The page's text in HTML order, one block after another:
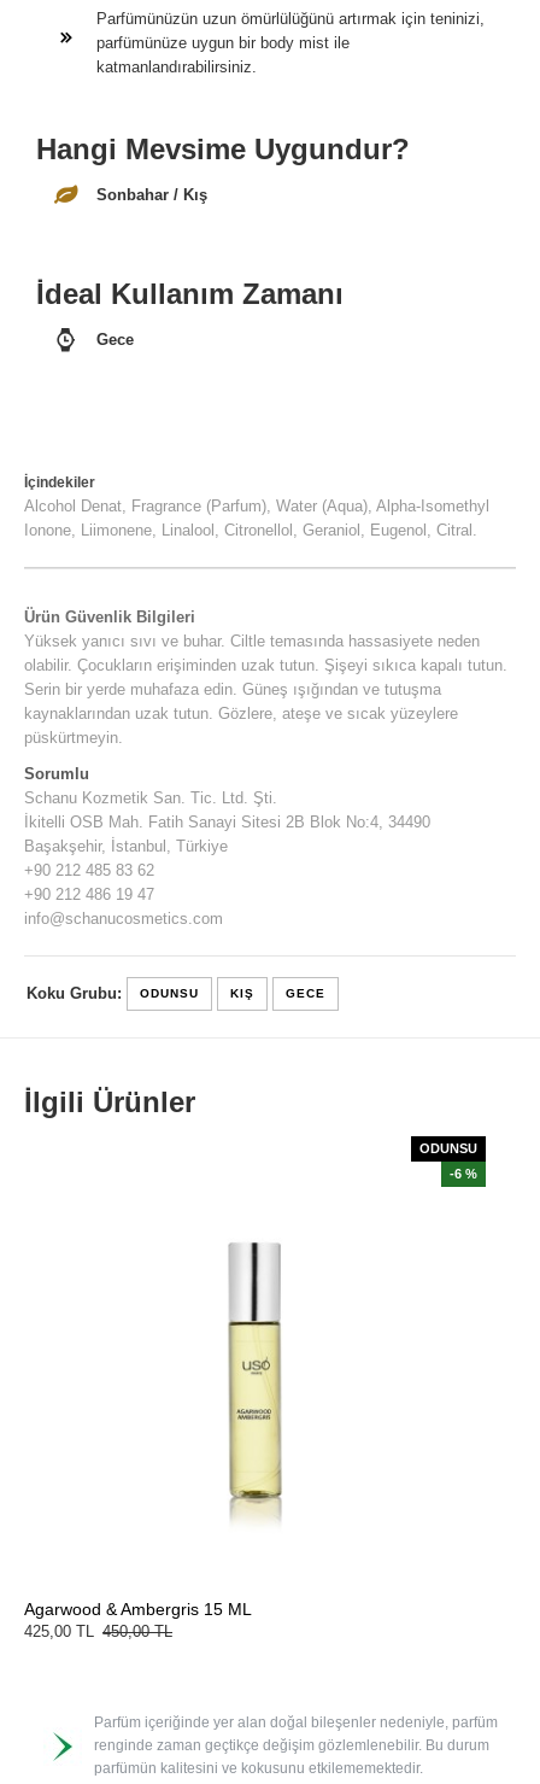
Parfümünüzün uzun ömürlülüğünü artırmak için teninizi,
parfümünüze uygun bir body mist ile
katmanlandırabilirsiniz.
Ürün Güvenlik Bilgileri
Yüksek yanıcı sıvı ve buhar. Ciltle temasında hassasiyete neden
olabilir. Çocukların erişiminden uzak tutun. Şişeyi sıkıca kapalı tutun.
Serin bir yerde muhafaza edin. Güneş ışığından ve tutuşma
kaynaklarından uzak tutun. Gözlere, ateşe ve sıcak yüzeylere
püskürtmeyin.
Sorumlu
Schanu Kozmetik San. Tic. Ltd. Şti.
İkitelli OSB Mah. Fatih Sanayi Sitesi 2B Blok No:4, 34490
Başakşehir, İstanbul, Türkiye
+90 212 485 83 62
+90 212 486 19 47
info@schanucosmetics.com
Hangi Mevsime Uygundur?
Sonbahar / Kış
İdeal Kullanım Zamanı
Gece
İçindekiler
Alcohol Denat, Fragrance (Parfum), Water (Aqua), Alpha-Isomethyl
Ionone, Liimonene, Linalool, Citronellol, Geraniol, Eugenol, Citral.
Koku Grubu: ODUNSU KIŞ GECE
İlgili Ürünler
ODUNSU
-6 %
Agarwood & Ambergris 15 ML
425,00 TL 450,00 TL
Parfüm içeriğinde yer alan doğal bileşenler nedeniyle, parfüm
renginde zaman geçtikçe değişim gözlemlenebilir. Bu durum
parfümün kalitesini ve kokusunu etkilememektedir.